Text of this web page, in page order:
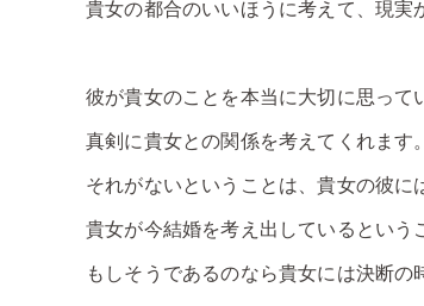
貴女の都合のいいほうに考えて、現実
彼が貴女のことを本当に大切に思って
真剣に貴女との関係を考えてくれます。
それがないということは、貴女の彼に
貴女が今結婚を考え出しているという
もしそうであるのなら貴女には決断の